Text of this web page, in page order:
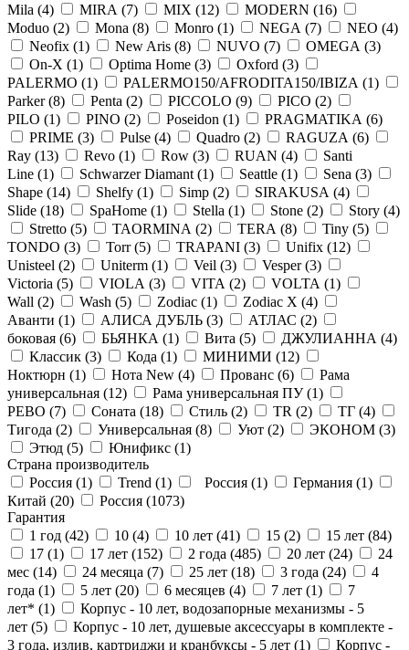
Mila (4) MIRA (7) MIX (12) MODERN (16)
Moduo (2) Mona (8) Monro (1) NEGA (7) NEO (4)
Neofix (1) New Aris (8) NUVO (7) OMEGA (3)
On-X (1) Optima Home (3) Oxford (3)
PALERMO (1) PALERMO150/AFRODITA150/IBIZA (1)
Parker (8) Penta (2) PICCOLO (9) PICO (2)
PILO (1) PINO (2) Poseidon (1) PRAGMATIKA (6)
PRIME (3) Pulse (4) Quadro (2) RAGUZA (6)
Ray (13) Revo (1) Row (3) RUAN (4)
Santi
Line (1) Schwarzer Diamant (1) Seattle (1) Sena (3)
Shape (14) Shelfy (1) Simp (2) SIRAKUSA (4)
Slide (18) SpaHome (1) Stella (1) Stone (2) Story (4)
Stretto (5) TAORMINA (2) TERA (8) Tiny (5)
TONDO (3) Torr (5) TRAPANI (3) Unifix (12)
Unisteel (2) Uniterm (1) Veil (3) Vesper (3)
Victoria (5) VIOLA (3) VITA (2) VOLTA (1)
Wall (2) Wash (5) Zodiac (1) Zodiac X (4)
Аванти (1) АЛИСА ДУБЛЬ (3) АТЛАС (2)
боковая (6) БЬЯНКА (1) Вита (5) ДЖУЛИАННА (4)
Классик (3) Кода (1) МИНИМИ (12)
Ноктюрн (1) Нота New (4) Прованс (6)
Рама
универсальная (12) Рама универсальная ПУ (1)
РЕВО (7) Соната (18) Стиль (2) ТR (2) ТГ (4)
Тигода (2) Универсальная (8) Уют (2) ЭКОНОМ (3)
Этюд (5) Юнификс (1)
Страна производитель
Россия (1) Trend (1) Россия (1) Германия (1)
Китай (20) Россия (1073)
Гарантия
1 год (42) 10 (4) 10 лет (41) 15 (2) 15 лет (84)
17 (1) 17 лет (152) 2 года (485) 20 лет (24)
24
мес (14) 24 месяца (7) 25 лет (18) 3 года (24)
4
года (1) 5 лет (20) 6 месяцев (4) 7 лет (1)
7
лет* (1)
Корпус - 10 лет, водозапорные механизмы - 5
лет (5)
Корпус - 10 лет, душевые аксессуары в комплекте -
3 года, излив, картриджи и кранбуксы - 5 лет (1) Корпус -